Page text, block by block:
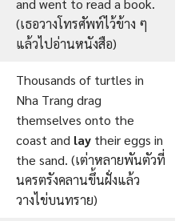
and went to read a book.
(เธอวางโทรศัพท์ไว้ข้าง ๆ
แล้วไปอ่านหนังสือ)
Thousands of turtles in
Nha Trang drag
themselves onto the
coast and lay their eggs in
the sand. (เต่าหลายพันตัวที่
นครตรังคลานขึ้นฝั่งแล้ว
วางไข่บนทราย)